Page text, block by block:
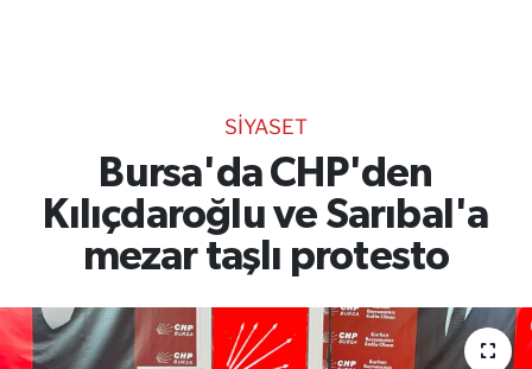
SİYASET
Bursa'da CHP'den
Kılıçdaroğlu ve Sarıbal'a
mezar taşlı protesto
RESMİ İLANLAR
Gencsesfm Canlı Dinle